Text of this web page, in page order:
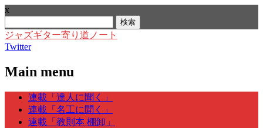
x
索:
ジャズギター寄り道ノート
Twitter
Main menu
Skip
content
連載「達人に聞く」
連載「名工に聞く」
連載「教則本 棚卸」